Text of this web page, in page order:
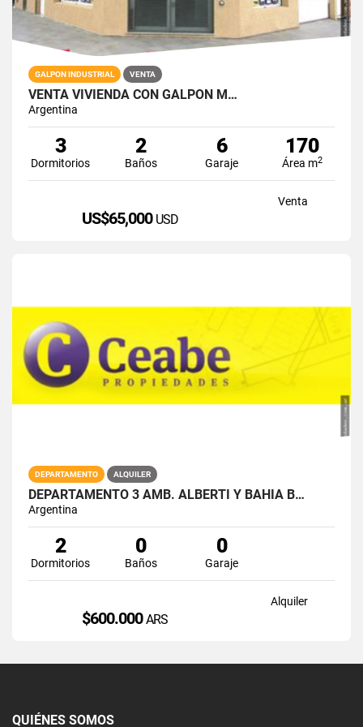
GALPON INDUSTRIAL VENTA
VENTA VIVIENDA CON GALPON M…
Argentina
3
Dormitorios
2
Baños
6
Garaje
170
Área m2
Venta
US$65,000 USD
DEPARTAMENTO ALQUILER
DEPARTAMENTO 3 AMB. ALBERTI Y BAHIA B…
Argentina
2
Dormitorios
0
Baños
0
Garaje
Alquiler
$600.000ARS
QUIÉNES SOMOS